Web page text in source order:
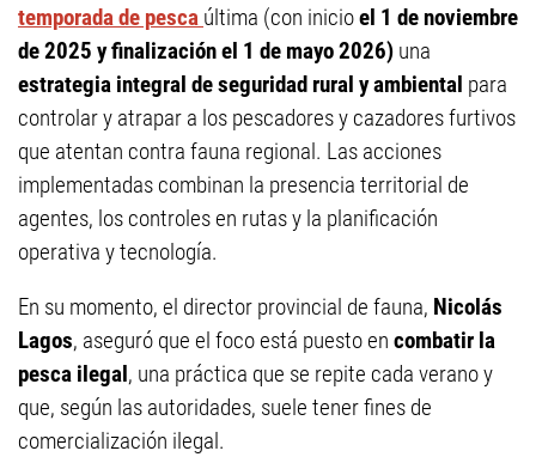
temporada de pesca última (con inicioel 1 de noviembre
de 2025 y finalización el 1 de mayo 2026) una
estrategia integral de seguridad rural y ambiental para
controlar y atrapar a los pescadores y cazadores furtivos
que atentan contra fauna regional. Las acciones
implementadas combinan la presencia territorial de
agentes, los controles en rutas y la planificación
operativa y tecnología.
En su momento, el director provincial de fauna, Nicolás
Lagos, aseguró que el foco está puesto en combatir la
pesca ilegal, una práctica que se repite cada verano y
que, según las autoridades, suele tener fines de
comercialización ilegal.